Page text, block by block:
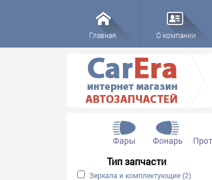
Главная О компании
Фары Фонарь
Тип запчасти
Apply Зеркала и комплектующие filter
Зеркала и комплектующие (2)Apply